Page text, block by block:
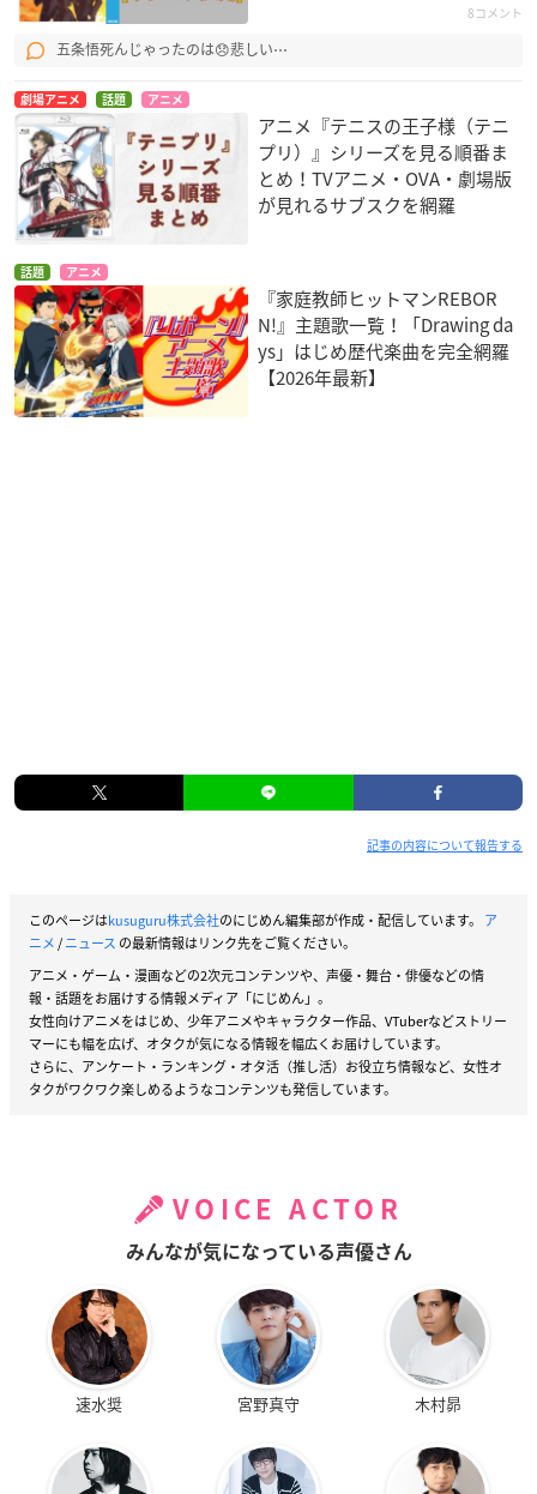
8コメント
五条悟死んじゃったのは😞悲しい⋯
劇場アニメ 話題 アニメ
アニメ『テニスの王子様（テニ
プリ）』シリーズを見る順番ま
とめ！TVアニメ・OVA・劇場版
が見れるサブスクを網羅
話題 アニメ
『家庭教師ヒットマンREBOR
N!』主題歌一覧！「Drawing da
ys」はじめ歴代楽曲を完全網羅
【2026年最新】
記事の内容について報告する
このページはkusuguru株式会社のにじめん編集部が作成・配信しています。 ア
ニメ/ニュース の最新情報はリンク先をご覧ください。
アニメ・ゲーム・漫画などの2次元コンテンツや、声優・舞台・俳優などの情
報・話題をお届けする情報メディア「にじめん」。
女性向けアニメをはじめ、少年アニメやキャラクター作品、VTuberなどストリー
マーにも幅を広げ、オタクが気になる情報を幅広くお届けしています。
さらに、アンケート・ランキング・オタ活（推し活）お役立ち情報など、女性オ
タクがワクワク楽しめるようなコンテンツも発信しています。
VOICE ACTOR
みんなが気になっている声優さん
速水奨 宮野真守 木村昴